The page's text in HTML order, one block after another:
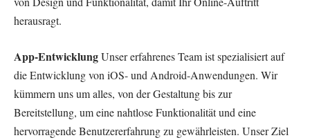
herausragt.
App-EntwicklungUnser erfahrenes Team ist spezialisiert auf
die Entwicklung von iOS- und Android-Anwendungen. Wir
kümmern uns um alles, von der Gestaltung bis zur
Bereitstellung, um eine nahtlose Funktionalität und eine
hervorragende Benutzererfahrung zu gewährleisten. Unser Ziel